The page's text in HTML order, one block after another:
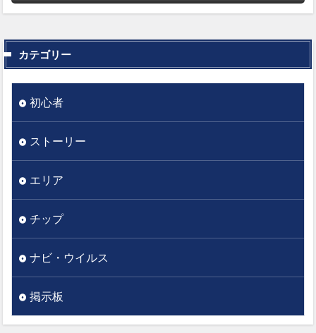
カテゴリー
初心者
ストーリー
エリア
チップ
ナビ・ウイルス
掲示板